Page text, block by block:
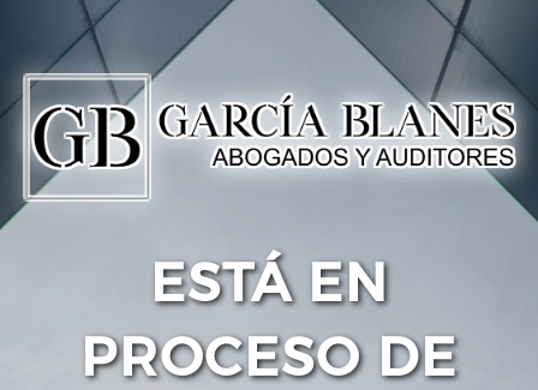
ESTÁ EN
PROCESO DE